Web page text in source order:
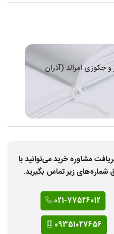
جکوزی امرالد (آذران
مشاوره خرید می‌توانید با
شماره‌های زیر تماس بگیرید.
021-77526012
09351027656